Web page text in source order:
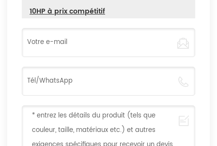
10HP à prix compétitif